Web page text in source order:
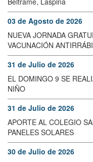
03 de Agosto de 2026
NUEVA JORNADA
VACUNACIÓN
31 de Julio de 2026
EL DOMINGO 9 SE
NIÑO
31 de Julio de 2026
APORTE AL COLEGIO
PANELES SOLARES
30 de Julio de 2026